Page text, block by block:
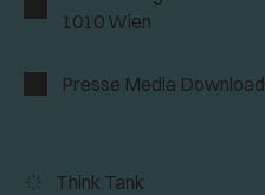
1010 Wien
Presse Media Download
Think Tank